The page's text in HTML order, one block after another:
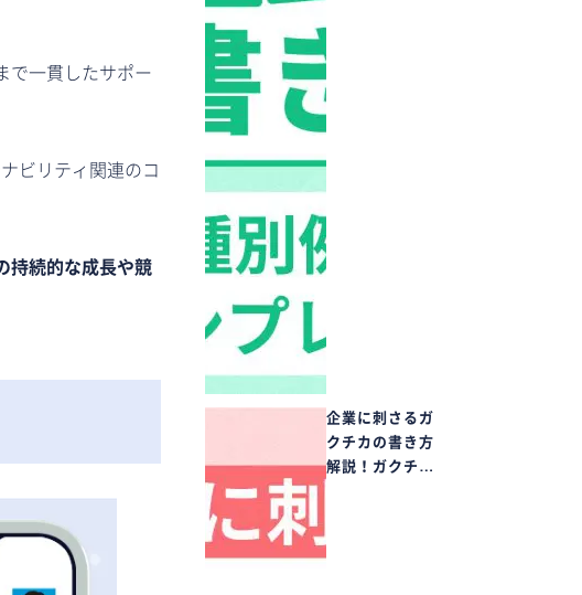
で一貫したサポー
ビリティ関連のコ
持続的な成長や競
企業に刺さるガ
クチカの書き方
解説！ガクチ…